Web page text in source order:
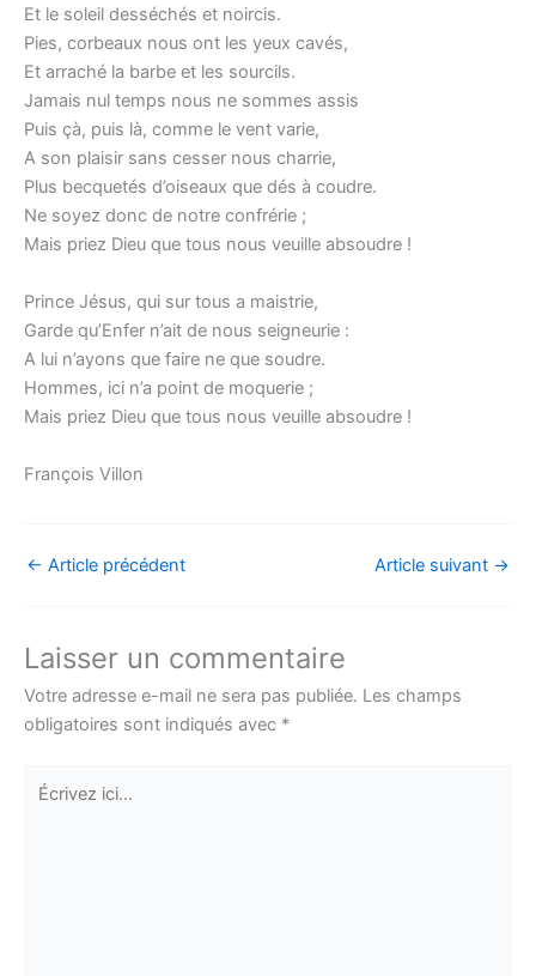
Et le soleil desséchés et noircis.
Pies, corbeaux nous ont les yeux cavés,
Et arraché la barbe et les sourcils.
Jamais nul temps nous ne sommes assis
Puis çà, puis là, comme le vent varie,
A son plaisir sans cesser nous charrie,
Plus becquetés d’oiseaux que dés à coudre.
Ne soyez donc de notre confrérie ;
Mais priez Dieu que tous nous veuille absoudre !
Prince Jésus, qui sur tous a maistrie,
Garde qu’Enfer n’ait de nous seigneurie :
A lui n’ayons que faire ne que soudre.
Hommes, ici n’a point de moquerie ;
Mais priez Dieu que tous nous veuille absoudre !
François Villon
← Article précédent Article suivant →
Laisser un commentaire
Votre adresse e-mail ne sera pas publiée. Les champs
obligatoires sont indiqués avec *
Écrivez